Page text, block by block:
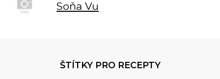
Soňa Vu
ŠTÍTKY PRO RECEPTY